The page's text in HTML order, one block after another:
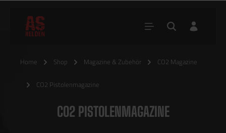
Home Shop Magazine & Zubehör CO2 Magazine
CO2 Pistolenmagazine
CO2 PISTOLENMAGAZINE